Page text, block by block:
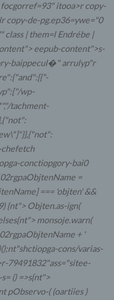
itooa>r copy-
copy-de-pg.ep36=ywe="0
| them=l Endrébe |
eepub-content">s-
baippecul�" arrulyp"r
wp-
tachment-
chefetch
conctiopgory-bai0
=
=== 'objten' &&
{nt"> Objten.as-ign(
monsoje.warn(
+ '
cons/varias-
79491832"ass="sitee-
() =>s{nt">
pObservo-( (oartiies )